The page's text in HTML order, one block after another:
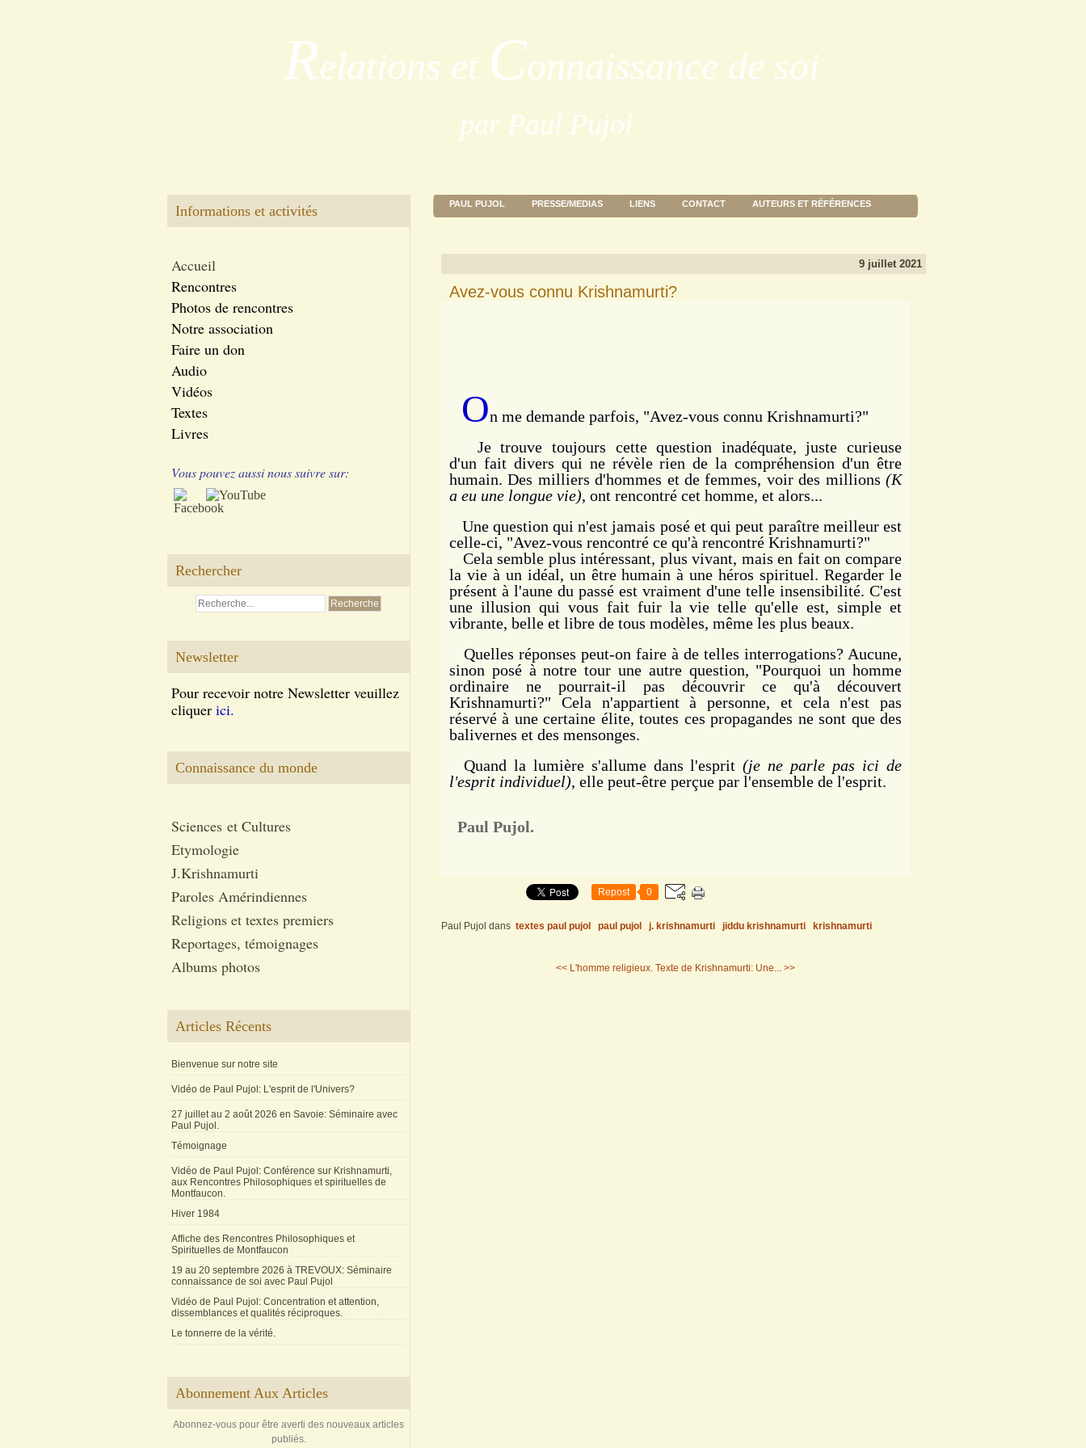
Relations et Connaissance de soi
par Paul Pujol
Informations et activités
Accueil
Rencontres
Photos de rencontres
Notre association
Faire un don
Audio
Vidéos
Textes
Livres
Vous pouvez aussi nous suivre sur:
Rechercher
Newsletter
Pour recevoir notre Newsletter veuillez
cliquer ici.
Connaissance du monde
Sciences et Cultures
Etymologie
J.Krishnamurti
Paroles Amérindiennes
Religions et textes premiers
Reportages, témoignages
Albums photos
Articles Récents
Bienvenue sur notre site
Vidéo de Paul Pujol: L'esprit de l'Univers?
27 juillet au 2 août 2026 en Savoie: Séminaire avec
Paul Pujol.
Témoignage
Vidéo de Paul Pujol: Conférence sur Krishnamurti,
aux Rencontres Philosophiques et spirituelles de
Montfaucon.
Hiver 1984
Affiche des Rencontres Philosophiques et
Spirituelles de Montfaucon
19 au 20 septembre 2026 à TREVOUX: Séminaire
connaissance de soi avec Paul Pujol
Vidéo de Paul Pujol: Concentration et attention,
dissemblances et qualités réciproques.
Le tonnerre de la vérité.
Abonnement Aux Articles
Abonnez-vous pour être averti des nouveaux articles
publiés.
PAUL PUJOL PRESSE/MEDIAS LIENS CONTACT AUTEURS ET RÉFÉRENCES
9 juillet 2021
Avez-vous connu Krishnamurti?
On me demande parfois, "Avez-vous connu Krishnamurti?"
Je trouve toujours cette question inadéquate, juste curieuse
d'un fait divers qui ne révèle rien de la compréhension d'un être
humain. Des milliers d'hommes et de femmes, voir des millions (K
a eu une longue vie), ont rencontré cet homme, et alors...
Une question qui n'est jamais posé et qui peut paraître meilleur est
celle-ci, "Avez-vous rencontré ce qu'à rencontré Krishnamurti?"
Cela semble plus intéressant, plus vivant, mais en fait on compare
la vie à un idéal, un être humain à une héros spirituel. Regarder le
présent à l'aune du passé est vraiment d'une telle insensibilité. C'est
une illusion qui vous fait fuir la vie telle qu'elle est, simple et
vibrante, belle et libre de tous modèles, même les plus beaux.
Quelles réponses peut-on faire à de telles interrogations? Aucune,
sinon posé à notre tour une autre question, "Pourquoi un homme
ordinaire ne pourrait-il pas découvrir ce qu'à découvert
Krishnamurti?" Cela n'appartient à personne, et cela n'est pas
réservé à une certaine élite, toutes ces propagandes ne sont que des
balivernes et des mensonges.
Quand la lumière s'allume dans l'esprit(je ne parle pas ici de
l'esprit individuel), elle peut-être perçue par l'ensemble de l'esprit.
Paul Pujol.
Repost 0
Paul Pujol dans textes paul pujol paul pujol j. krishnamurti jiddu krishnamurti krishnamurti
<< L'homme religieux. Texte de Krishnamurti: Une... >>